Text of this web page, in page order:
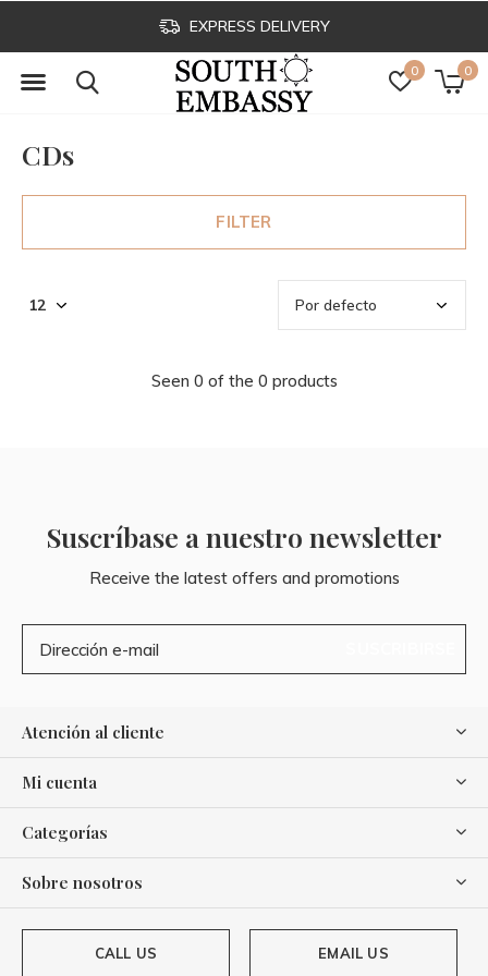
0 0
EXPRESS DELIVERY
CDs
FILTER
Seen 0 of the 0 products
Suscríbase a nuestro newsletter
Receive the latest offers and promotions
Atención al cliente
Mi cuenta
Categorías
Sobre nosotros
CALL US EMAIL US